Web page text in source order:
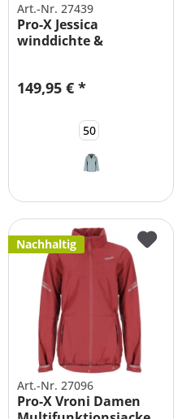
Art.-Nr. 27439
Pro-X Jessica
winddichte &
149,95 € *
50
Nachhaltig
Art.-Nr. 27096
Pro-X Vroni Damen